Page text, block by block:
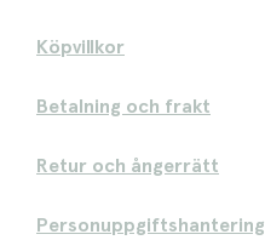
Köpvillkor
Betalning och frakt
Retur och ångerrätt
Personuppgiftshantering